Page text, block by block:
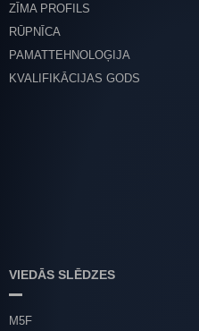
ZĪMA PROFILS
RŪPNĪCA
PAMATTEHNOLOĢIJA
KVALIFIKĀCIJAS GODS
VIEDĀS SLĒDZES
M5F